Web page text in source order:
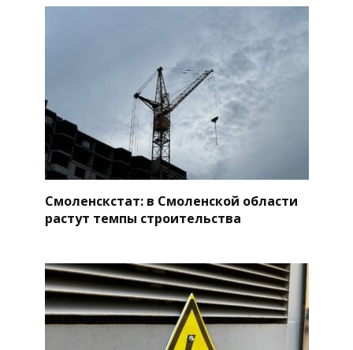
Смоленскстат: в Смоленской области
растут темпы строительства